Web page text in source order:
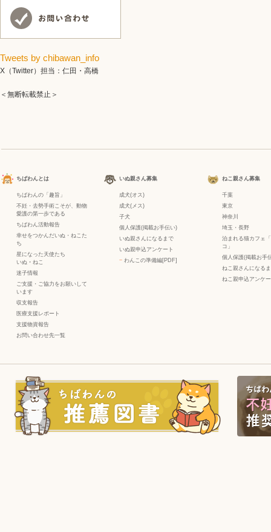
Tweets by chibawan_info
X（Twitter）担当：仁田・高橋
＜無断転載禁止＞
ちばわんとは
ちばわんの「趣旨」
不妊・去勢手術こそが、動物
愛護の第一歩である
ちばわん活動報告
幸せをつかんだいぬ・ねこた
ち
星になった天使たち
いぬ ・ ねこ
迷子情報
ご支援・ご協力をお願いして
います
収支報告
医療支援レポート
支援物資報告
お問い合わせ先一覧
いぬ親さん募集
成犬(オス)
成犬(メス)
子犬
個人保護(掲載お手伝い)
いぬ親さんになるまで
いぬ親申込アンケート
− わんこの準備編[PDF]
ねこ親さん募集
千葉
東京
神奈川
埼玉・長野
泊まれる猫カフェ
コ」
個人保護(掲載お手
ねこ親さんになる
ねこ親申込アンケ